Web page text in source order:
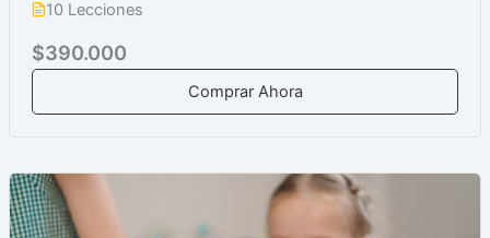
10 Lecciones
$390.000
Comprar Ahora